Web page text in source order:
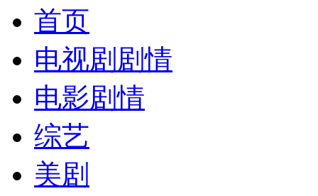
首页
电视剧剧情
电影剧情
综艺
美剧